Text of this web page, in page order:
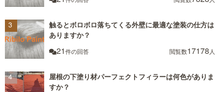
触るとボロボロ落ちてくる外壁に最適な塗装の仕方は
ありますか？
21件の回答 閲覧数17178 人
屋根の下塗り材パーフェクトフィラーは何色がありま
すか？